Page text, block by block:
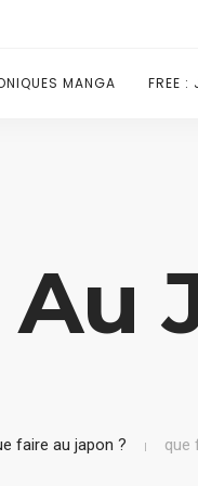
MANGA FREE :
faire au japon ? que